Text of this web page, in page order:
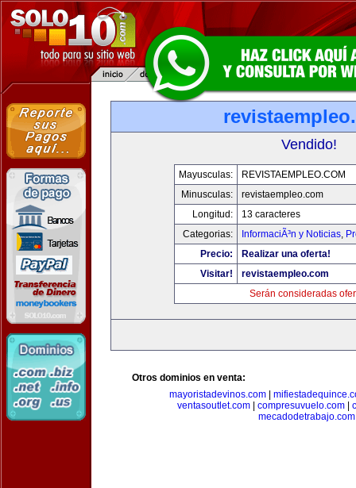
Vendido!
Mayusculas:
REVISTAEMPLEO.COM
Minusculas:
revistaempleo.com
Longitud:
13 caracteres
Categorias:
InformaciÃ³n y Noticias,
Precio:
Realizar una oferta!
Visitar!
revistaempleo.com
Serán consideradas
Otros dominios en venta:
mayoristadevinos.com
ventasoutlet.com
compresuvuelo.com
mecadodetrabajo.com